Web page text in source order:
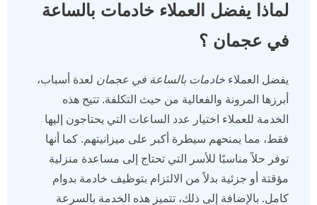
لماذا يفضل العملاء خادمات بالساعة
في عجمان ؟
يفضل العملاء خادمات بالساعة في عجمان لعدة أسباب،
أبرزها المرونة والفعالية من حيث التكلفة. تتيح هذه
الخدمة للعملاء اختيار عدد الساعات التي يحتاجون إليها
فقط، مما يمنحهم سيطرة أكبر على ميزانيتهم. كما أنها
توفر حلاً مناسبًا للأسر التي تحتاج إلى مساعدة منزلية
مؤقتة أو جزئية بدلاً من الالتزام بتوظيف خادمة بدوام
كامل. بالإضافة إلى ذلك، تتميز هذه الخدمة بالسرعة